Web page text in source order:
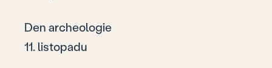
Den archeologie
11. listopadu